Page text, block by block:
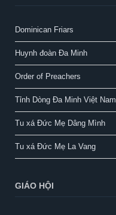
Dominican Friars
Huynh đoàn Đa Minh
Order of Preachers
Tỉnh Dòng Đa Minh Việt Nam
Tu xá Đức Mẹ Dâng Mình
Tu xá Đức Mẹ La Vang
GIÁO HỘI